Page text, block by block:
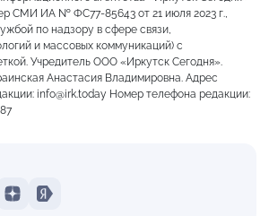
СМИ ИА № ФС77-85643 от 21 июля 2023 г.,
по надзору в сфере связи,
и массовых коммуникаций) с
Учредитель ООО «Иркутск Сегодня».
Анастасия Владимировна. Адрес
info@irk.today Номер телефона редакции:
DzenYandex